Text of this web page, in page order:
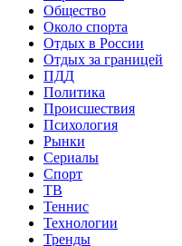
Общество
Около спорта
Отдых в России
Отдых за границей
ПДД
Политика
Происшествия
Психология
Рынки
Сериалы
Спорт
ТВ
Теннис
Технологии
Тренды